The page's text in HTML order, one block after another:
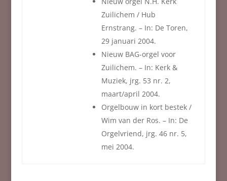
Zuilichem / Hub
Ernstrang. – In: De Toren,
29 januari 2004.
Nieuw BAG-orgel voor
Zuilichem. – In: Kerk &
Muziek, jrg. 53 nr. 2,
maart/april 2004.
Orgelbouw in kort bestek /
Wim van der Ros. – In: De
Orgelvriend, jrg. 46 nr. 5,
mei 2004.